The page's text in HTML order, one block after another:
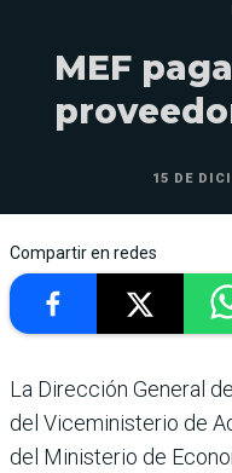
MEF
15 DE
Compartir en redes
La Dirección General
del Viceministerio de
del Ministerio de